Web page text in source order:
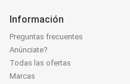
Información
Preguntas frecuentes
Anúnciate?
Todas las ofertas
Marcas